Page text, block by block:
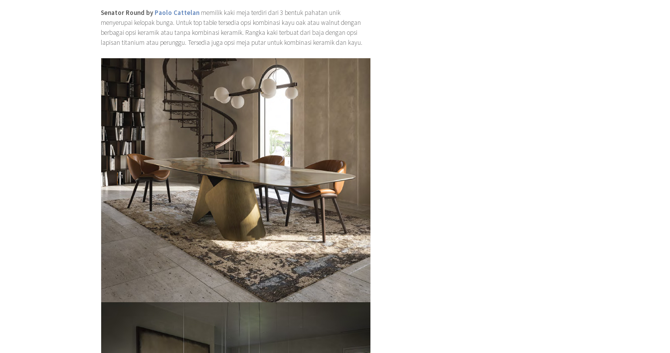
Senator Round by Paolo Cattelan memilik kaki meja terdiri dari 3 bentuk pahatan unik
menyerupai kelopak bunga. Untuk top table tersedia opsi kombinasi kayu oak atau walnut dengan
berbagai opsi keramik atau tanpa kombinasi keramik. Rangka kaki terbuat dari baja dengan opsi
lapisan titanium atau perunggu. Tersedia juga opsi meja putar untuk kombinasi keramik dan kayu.